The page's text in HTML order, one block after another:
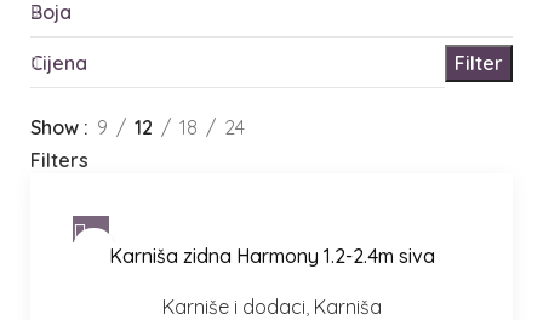
Boja
Cijena Filter
Show 9 12 18
24
Filters
Karniša zidna Harmony 1.2-2.4m siva
Karniše i dodaci, Karniša